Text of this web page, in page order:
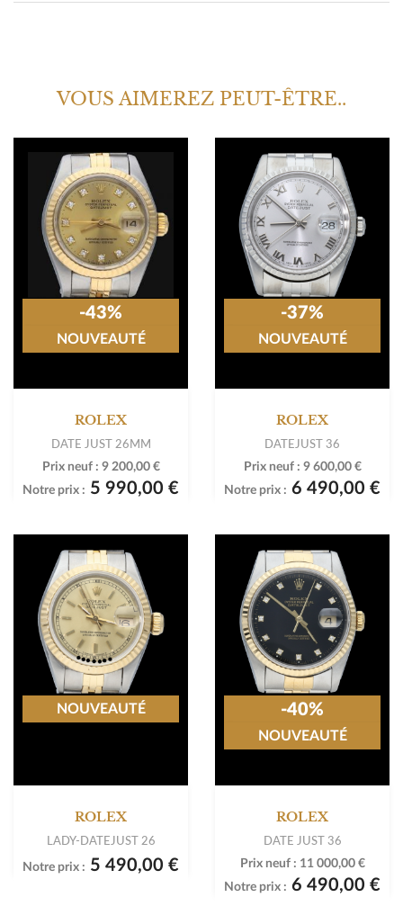
VOUS AIMEREZ PEUT-ÊTRE..
ROLEX
DATE JUST 26MM
Prix neuf : 9 200,00 €
Notre prix : 5 990,00 €
-43%
NOUVEAUTÉ
ROLEX
DATEJUST 36
Prix neuf : 9 600,00 €
Notre prix : 6 490,00 €
-37%
NOUVEAUTÉ
ROLEX
LADY-DATEJUST 26
Notre prix : 5 490,00 €
NOUVEAUTÉ
ROLEX
DATE JUST 36
Prix neuf : 11 000,00 €
Notre prix : 6 490,00 €
-40%
NOUVEAUTÉ